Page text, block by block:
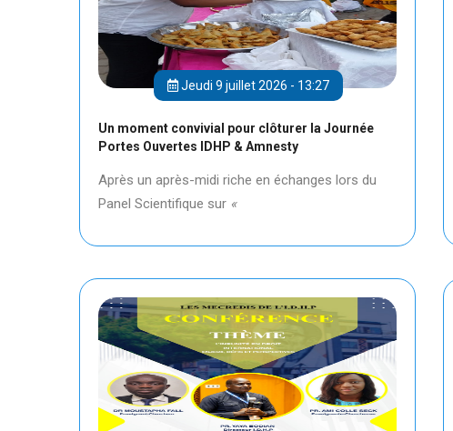
Jeudi 9 juillet 2026 - 13:27
Un moment convivial pour clôturer la Journée
Portes Ouvertes IDHP & Amnesty
Après un après-midi riche en échanges lors du
Panel Scientifique sur «